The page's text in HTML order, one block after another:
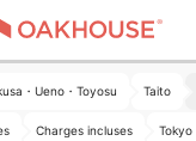
・Ueno・Toyosu Taito
Charges incluses Tokyo